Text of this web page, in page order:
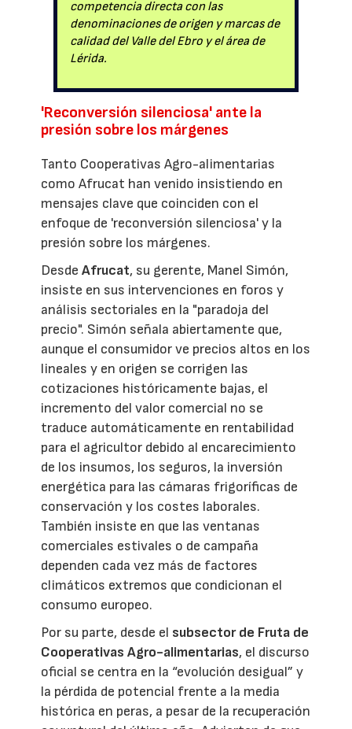
competencia directa con las
denominaciones de origen y marcas de
calidad del Valle del Ebro y el área de
Lérida.
'Reconversión silenciosa' ante la
presión sobre los márgenes
Tanto Cooperativas Agro-alimentarias
como Afrucat han venido insistiendo en
mensajes clave que coinciden con el
enfoque de 'reconversión silenciosa' y la
presión sobre los márgenes.
DesdeAfrucat, su gerente, Manel Simón,
insiste en sus intervenciones en foros y
análisis sectoriales en la "paradoja del
precio". Simón señala abiertamente que,
aunque el consumidor ve precios altos en los
lineales y en origen se corrigen las
cotizaciones históricamente bajas, el
incremento del valor comercial no se
traduce automáticamente en rentabilidad
para el agricultor debido al encarecimiento
de los insumos, los seguros, la inversión
energética para las cámaras frigoríficas de
conservación y los costes laborales.
También insiste en que las ventanas
comerciales estivales o de campaña
dependen cada vez más de factores
climáticos extremos que condicionan el
consumo europeo.
Por su parte, desde el subsector de Fruta de
Cooperativas Agro-alimentarias, el discurso
oficial se centra en la “evolución desigual” y
la pérdida de potencial frente a la media
histórica en peras, a pesar de la recuperación